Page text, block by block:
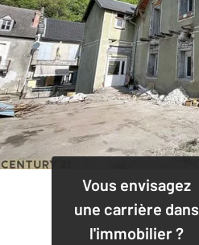
Vous envisagez
une carrière dans
l'immobilier ?